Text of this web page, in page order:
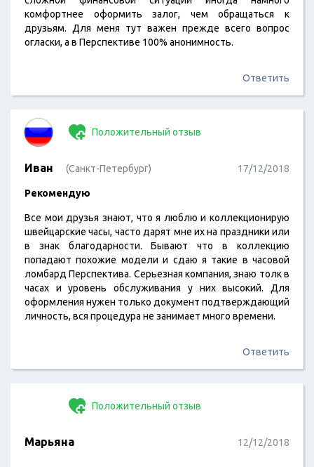
комфортнее оформить залог, чем обращаться к
друзьям. Для меня тут важен прежде всего вопрос
огласки, а в Перспективе 100% анонимность.
Ответить
Положительный отзыв
Иван (Санкт-Петербург) 17/12/2018
Рекомендую
Все мои друзья знают, что я люблю и коллекционирую
швейцарские часы, часто дарят мне их на праздники или
в знак благодарности. Бывают что в коллекцию
попадают похожие модели и сдаю я такие в часовой
ломбард Перспектива. Серьезная компания, знаю толк в
часах и уровень обслуживания у них высокий. Для
оформления нужен только документ подтверждающий
личность, вся процедура не занимает много времени.
Ответить
Положительный отзыв
Марьяна 12/12/2018